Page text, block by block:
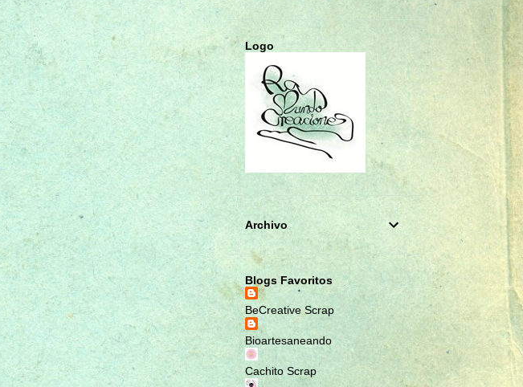
ESTRELLA FOTO ALBUM
FOTOGRAFÍA
HAUL DE COMPRAS INFANTIL
LIBRETAS A6
LIBRO DE FIRMAS
LIBRO DE FIRMAS PRIMERA COMUNIÓN
LIBRO DE FIRMAS Y ALBUM DE FOTOS
LIFESTYLE
LLAMADOR DE ÁNGELES
MARCAPÁGINAS MASCOTAS
MINI ÁLBUM
MINI ÁLBUM MALETÍN; ROMA
NOTEBOOK PENDIENTES
PULSERAS
Logo
Archivo
Blogs Favoritos
BeCreative Scrap
Bioartesaneando
Cachito Scrap